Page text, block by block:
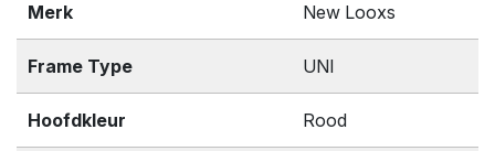
Merk New Looxs
Frame Type UNI
Hoofdkleur Rood